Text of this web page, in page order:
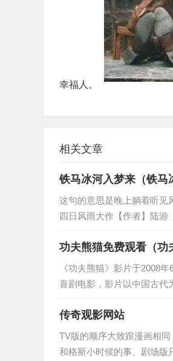
幸福人。
相关文章
铁马冰河入梦来（铁马
这句的意思是晚上躺着听见
四日风雨大作【作者】陆
功夫熊猫免费观看（功
《功夫熊猫》影片于2008
喜剧电影，影片以中国古代
传奇观影网站
TV版的顺序大致跟漫画相
和格斯小时候的事。剧场版